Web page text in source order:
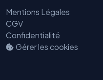
Mentions Légales
CGV
Confidentialité
Gérer les cookies